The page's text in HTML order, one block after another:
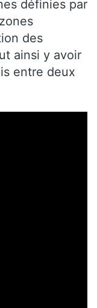
définies par
des
ainsi y avoir
entre deux